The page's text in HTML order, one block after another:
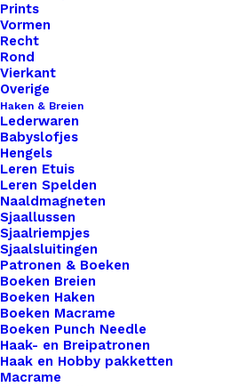
Prints
Vormen
Recht
Rond
Vierkant
Overige
Haken & Breien
Lederwaren
Babyslofjes
Hengels
Leren Etuis
Leren Spelden
Naaldmagneten
Sjaallussen
Sjaalriempjes
Sjaalsluitingen
Patronen & Boeken
Boeken Breien
Boeken Haken
Boeken Macrame
Boeken Punch Needle
Haak- en Breipatronen
Haak en Hobby pakketten
Macrame
9cm
Met
€5,95
Maak je creatieve projecten
pomponnen van kunstbont,
verschillende groottes en
uit elastiekjes of drukknopen!
zijn het perfecte accent voor
kleding, accessoires,
je nu op zoek bent naar een
een opvallend statement, ons
perfecte mix van stijl en
assortiment aan levendige
texturen kun je eenvoudig de